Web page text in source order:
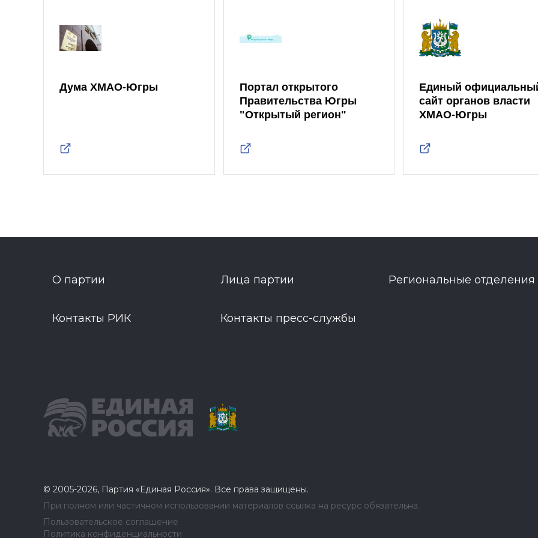
Дума ХМАО-Югры
Портал открытого
Правительства Югры
"Открытый регион"
Единый
сайт органов власти
ХМАО-Югры
О партии Лица партии Региональные отделения
Контакты РИК Контакты пресс-службы
© 2005-2026, Партия «Единая Россия». Все права защищены.
При полном или частичном использовании материалов ссылка на ресурс обязательна.
Пользовательское соглашение
Политика конфиденциальности